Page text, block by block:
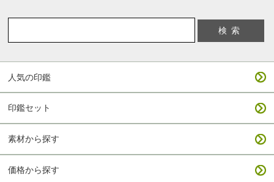
人気の印鑑
印鑑セット
素材から探す
価格から探す